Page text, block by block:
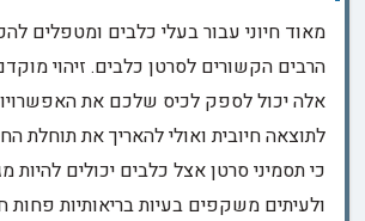
מאוד חיוני עבור בעלי כלבים ומטפלים
הרבים הקשורים לסרטן כלבים. זיהוי
אלה יכול לספק לכיס שלכם את
לתוצאה חיובית ואולי להאריך את תוחלת
כי תסמיני סרטן אצל כלבים יכולים להיות
ולעיתים משקפים בעיות בריאותיות פחות